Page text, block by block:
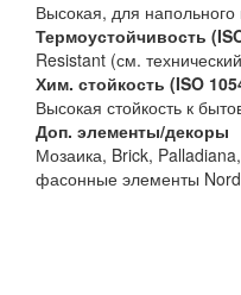
Высокая, для
Термоустойчивость
Resistant (см.
Хим. стойкость (ISO
Высокая стойкость к
Доп. элементы/декоры
Мозаика, Brick,
фасонные элементы